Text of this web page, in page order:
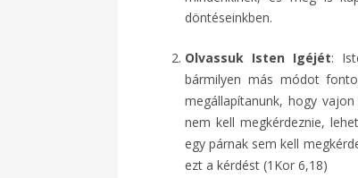
döntéseinkben.
Olvassuk Isten Igéjét:
bármilyen más módot
megállapítanunk, hogy
nem kell megkérdeznie,
egy párnak sem kell
ezt a kérdést (1Kor 6,18)